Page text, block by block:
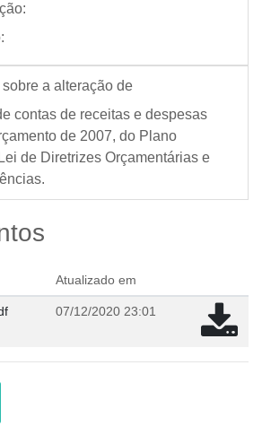
a alteração de
contas de receitas e despesas
de 2007, do Plano
de Diretrizes Orçamentárias e
Atualizado em
07/12/2020 23:01